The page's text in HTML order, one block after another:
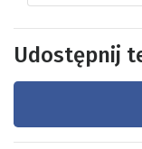
Udostępnij